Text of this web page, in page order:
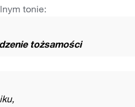
tonie:
tożsamości